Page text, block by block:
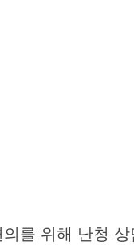
를 위해 난청